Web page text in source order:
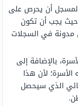
المسجل أن يحرص على
يجب أن تكون
مدونة في السجلات
بالإضافة إلى
لأن هذا
الذي سيحصل